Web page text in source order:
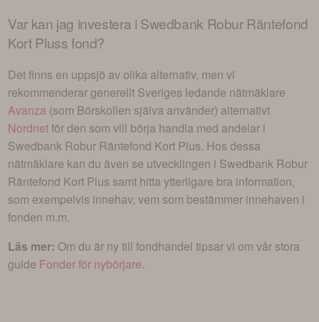
Var kan jag investera i Swedbank Robur Räntefond
Kort Pluss fond?
Det finns en uppsjö av olika alternativ, men vi
rekommenderar generellt Sveriges ledande nätmäklare
Avanza (som Börskollen själva använder) alternativt
Nordnetför den som vill börja handla med andelar i
Swedbank Robur Räntefond Kort Plus. Hos dessa
nätmäklare kan du även se utvecklingen i Swedbank Robur
Räntefond Kort Plus samt hitta ytterligare bra information,
som exempelvis innehav, vem som bestämmer innehaven i
fonden m.m.
Läs mer: Om du är ny till fondhandel tipsar vi om vår stora
guide Fonder för nybörjare.